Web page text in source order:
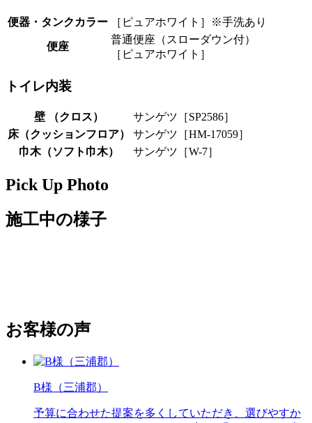
便器・タンクカラー ［ピュアホワイト］※手洗あり
便座
普通便座（スローダウン付）
［ピュアホワイト］
トイレ内装
壁 （クロス）
サンゲツ［SP2586］
床（クッションフロア）
サンゲツ［HM-17059］
巾木（ソフト巾木）
サンゲツ［W-7］
Pick Up Photo
施工中の様子
お客様の声
B様（三浦郡）
予算に合わせた提案を多くしていただき、選びやすか